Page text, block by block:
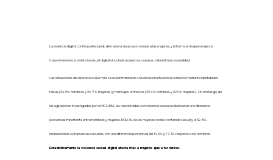
La violencia digital continua afectando de manera desproporcionada a las mujeres, y la forma en la que se ejerce
mayormente es la violencia sexual digital vinculada a nuestros cuerpos, vida íntima y sexualidad.
Las situaciones de ciberacoso que más se experimentaron a nivel nacional fueron el contacto mediante identidades
falsas (34.5% hombres y 36.7% mujeres) y mensajes ofensivos (33.4% hombres y 32.9% mujeres). Sin embargo, de
las agresiones investigadas por la MOCIBA, las relacionadas con violencia sexual evidenciaron una diferencia
porcentual importante entre hombres y mujeres. El 32.1% de las mujeres recibió contenido sexual y el 32. 3%
insinuaciones o propuestas sexuales, con una diferencia porcentual del 14.6% y 17.1% respecto a los hombres.
Estadísticamente la violencia sexual digital afecta más a mujeres que a hombres.